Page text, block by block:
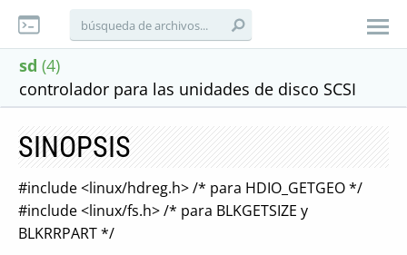
sd (4)
controlador para las unidades de disco SCSI
SINOPSIS
#include <linux/hdreg.h> /* para HDIO_GETGEO */
#include <linux/fs.h> /* para BLKGETSIZE y
BLKRRPART */